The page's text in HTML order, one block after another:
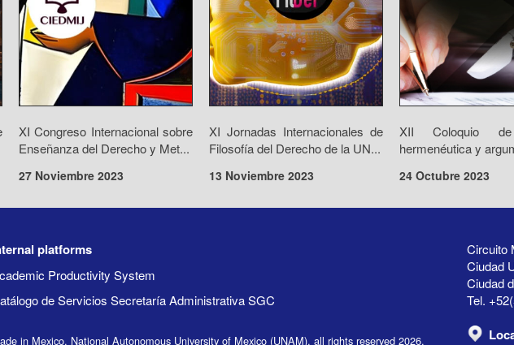
XI Congreso Internacional sobre
Enseñanza del Derecho y Met...
27 Noviembre 2023
XI Jornadas Internacionales de
Filosofía del Derecho de la UN...
13 Noviembre 2023
XII Coloquio
hermenéutica y
24 Octubre 2023
Circuito
Ciudad
Ciudad
Tel.
platforms
Productivity System
de Servicios Secretaría Administrativa SGC
in Mexico, National Autonomous University of Mexico (UNAM), all rights reserved 2026.